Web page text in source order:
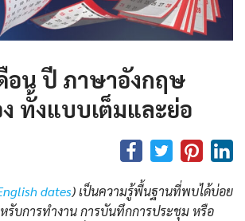
อน ปี ภาษาอังกฤษ
ทั้งแบบเต็มและย่อ
dates) เป็นความรู้พื้นฐานที่พบได้บ่อย
รับการทำงาน การบันทึกการประชุม หรือ